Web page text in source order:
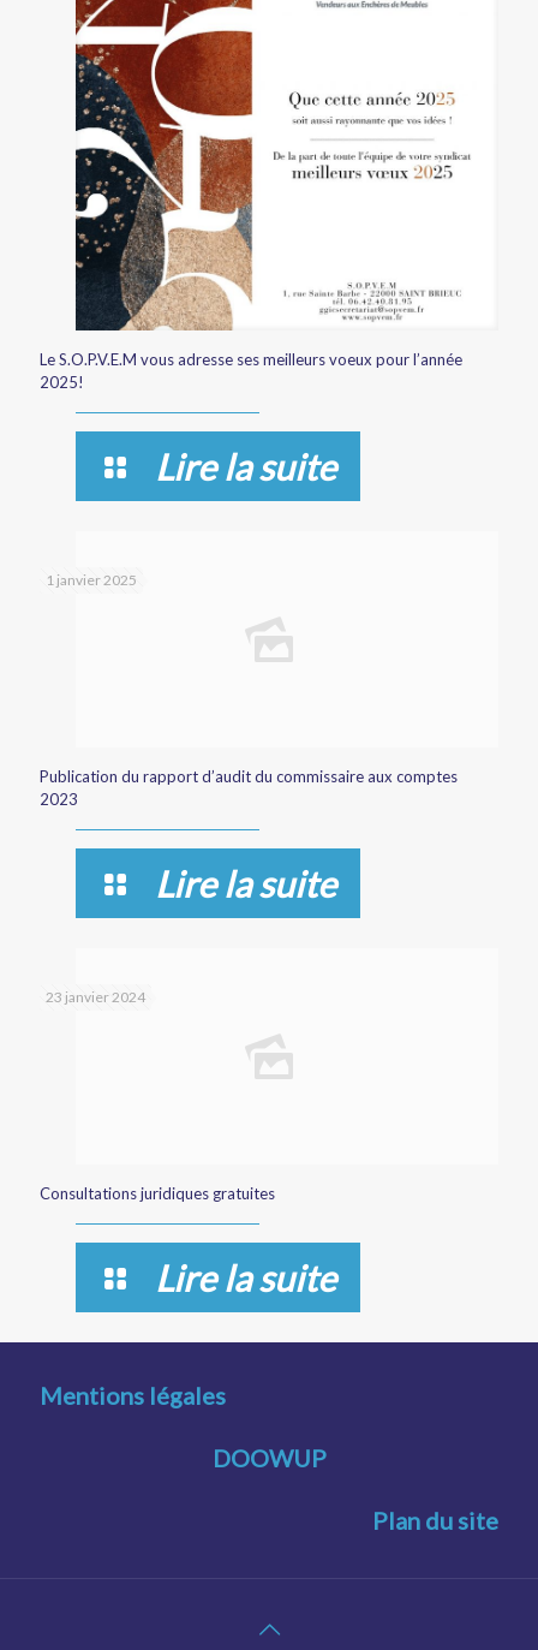
Le S.O.P.V.E.M vous adresse ses meilleurs voeux pour l’année
2025!
Lire la suite
1 janvier 2025
Publication du rapport d’audit du commissaire aux comptes
2023
Lire la suite
23 janvier 2024
Consultations juridiques gratuites
Lire la suite
Mentions légales
DOOWUP
Plan du site